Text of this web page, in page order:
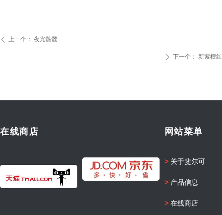
ꄴ 上一个： 夜光骷髅
ꄲ 下一个： 新紫檀红
网站菜单
>关于斐尔可
>产品信息
>在线商店
在线商店